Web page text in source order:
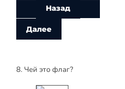
8. Чей это флаг?